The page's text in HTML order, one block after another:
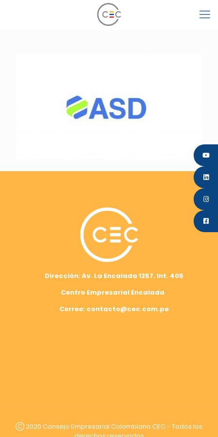
Dirección: Av. La Encalada 1257. Int. 405
Centro Empresarial Encalada
Correo: contacto@cec.com.pe
Ⓒ 2020 Consejo Empresarial Colombiano CEC - Todos los